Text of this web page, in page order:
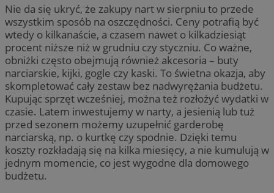
Nie da się ukryć, że zakupy nart w sierpniu to przede
wszystkim sposób na oszczędności. Ceny potrafią być
wtedy o kilkanaście, a czasem nawet o kilkadziesiąt
procent niższe niż w grudniu czy styczniu. Co ważne,
obniżki często obejmują również akcesoria – buty
narciarskie, kijki, gogle czy kaski. To świetna okazja, aby
skompletować cały zestaw bez nadwyrężania budżetu.
Kupując sprzęt wcześniej, można też rozłożyć wydatki w
czasie. Latem inwestujemy w narty, a jesienią lub tuż
przed sezonem możemy uzupełnić garderobę
narciarską, np. o kurtkę czy spodnie. Dzięki temu
koszty rozkładają się na kilka miesięcy, a nie kumulują w
jednym momencie, co jest wygodne dla domowego
budżetu.